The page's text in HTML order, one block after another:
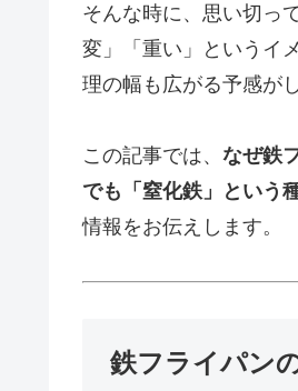
そんな時に、思い切っ
変」「重い」というイ
理の幅も広がる予感が
この記事では、 なぜ鉄
でも「窒化鉄」という
情報をお伝えします。
鉄フライパン